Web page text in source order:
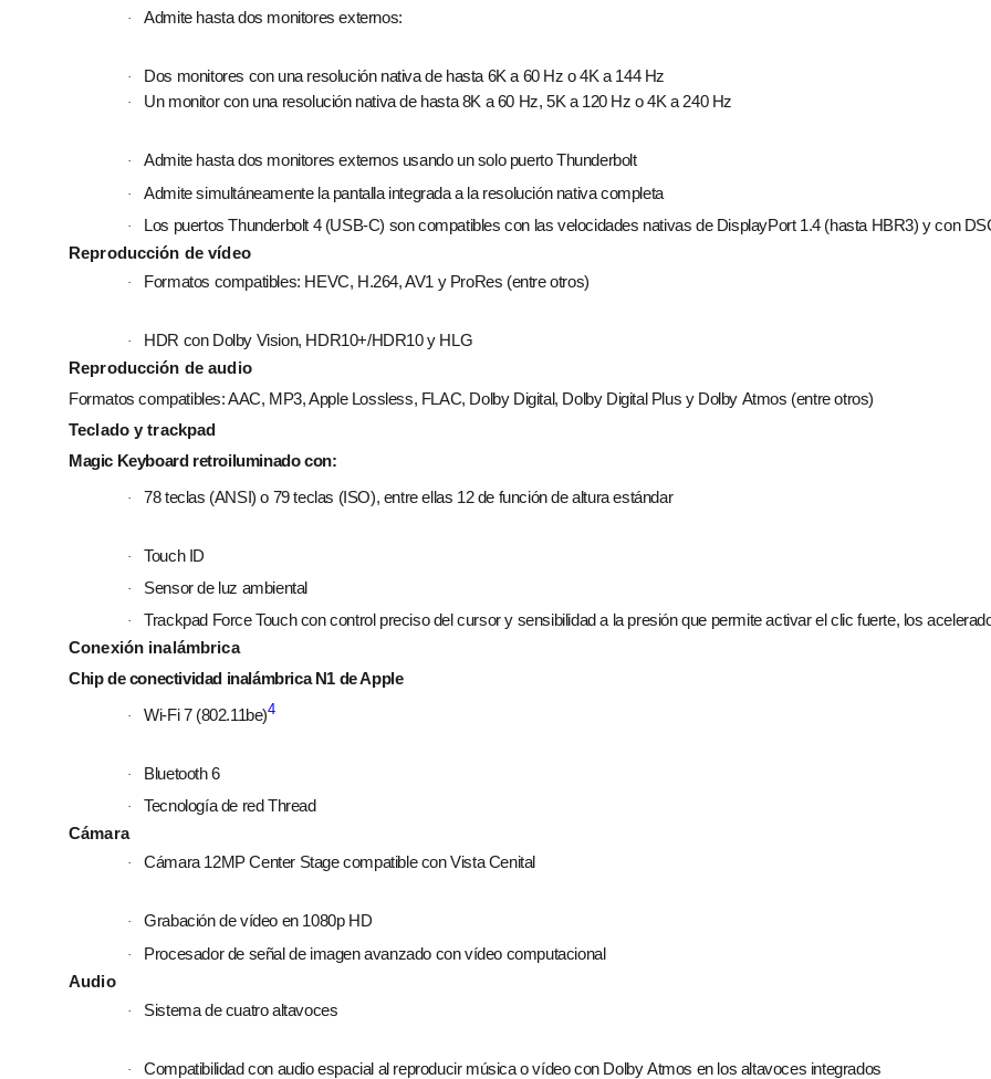
· Admite hasta dos monitores externos:
· Dos monitores con una resolución nativa de hasta 6K a 60 Hz o 4K a 144 Hz
· Un monitor con una resolución nativa de hasta 8K a 60 Hz, 5K a 120 Hz o 4K a 240 Hz
· Admite hasta dos monitores externos usando un solo puerto Thunderbolt
· Admite simultáneamente la pantalla integrada a la resolución nativa completa
·
Los puertos Thunderbolt 4 (USB‑C) son compatibles con las velocidades nativas de DisplayPort 1.4 (hasta HBR3) y con
Reproducción de vídeo
· Formatos compatibles: HEVC, H.264, AV1 y ProRes (entre otros)
·
HDR con Dolby Vision, HDR10+/HDR10 y HLG
Reproducción de audio
Formatos compatibles: AAC, MP3, Apple Lossless, FLAC, Dolby Digital, Dolby Digital Plus y Dolby Atmos (entre otros)
Teclado y trackpad
Magic Keyboard retroiluminado con:
· 78 teclas (ANSI) o 79 teclas (ISO), entre ellas 12 de función de altura estándar
· Touch ID
· Sensor de luz ambiental
·
Trackpad Force Touch con control preciso del cursor y sensibilidad a la presión que permite activar el clic fuerte, los
Conexión inalámbrica
Chip de conectividad inalámbrica N1 de Apple
· Wi‑Fi 7 (802.11be)4
· Bluetooth 6
·
Tecnología de red Thread
Cámara
· Cámara 12MP Center Stage compatible con Vista Cenital
· Grabación de vídeo en 1080p HD
·
Procesador de señal de imagen avanzado con vídeo computacional
Audio
· Sistema de cuatro altavoces
· Compati­bilidad con audio espacial al reproducir música o vídeo con Dolby Atmos en los altavoces integrados